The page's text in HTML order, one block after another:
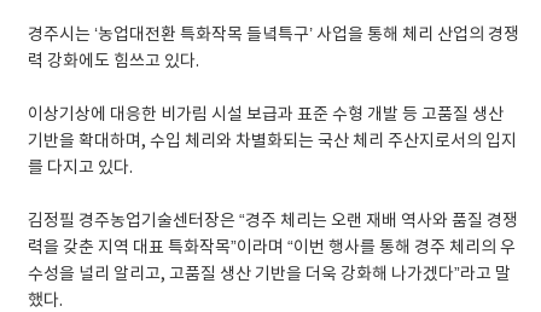
경주시는 ‘농업대전환 특화작목 들녘특구’ 사업을 통해 체리 산업의 경쟁
력 강화에도 힘쓰고 있다.
이상기상에 대응한 비가림 시설 보급과 표준 수형 개발 등 고품질 생산
기반을 확대하며, 수입 체리와 차별화되는 국산 체리 주산지로서의 입지
를 다지고 있다.
김정필 경주농업기술센터장은 “경주 체리는 오랜 재배 역사와 품질 경쟁
력을 갖춘 지역 대표 특화작목”이라며 “이번 행사를 통해 경주 체리의 우
수성을 널리 알리고, 고품질 생산 기반을 더욱 강화해 나가겠다”라고 말
했다.